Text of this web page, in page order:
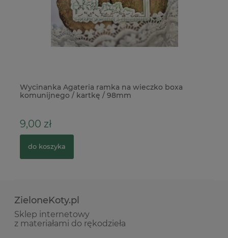
Wycinanka Agateria ramka na wieczko boxa
komunijnego / kartkę / 98mm
9,00 zł
do koszyka
ZieloneKoty.pl
Sklep internetowy
z materiałami do rękodzieła